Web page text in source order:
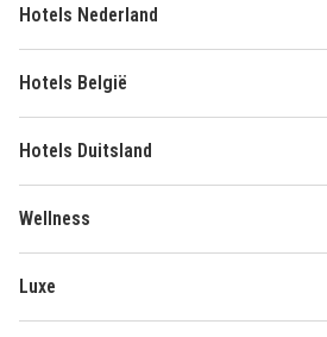
Hotels Nederland
Hotels België
Hotels Duitsland
Wellness
Luxe